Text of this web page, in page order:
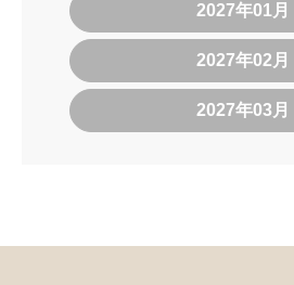
2027年01月
2027年02月
2027年03月